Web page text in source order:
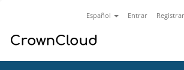
Español Entrar